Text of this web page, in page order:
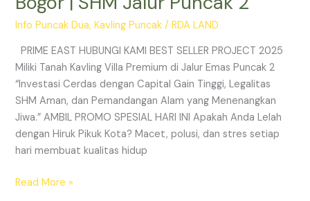
Info Puncak Dua,Kavling Puncak /RDA LAND
PRIME EAST HUBUNGI KAMI BEST SELLER PROJECT 2025
Miliki Tanah Kavling Villa Premium di Jalur Emas Puncak 2
“Investasi Cerdas dengan Capital Gain Tinggi, Legalitas
SHM Aman, dan Pemandangan Alam yang Menenangkan
Jiwa.” AMBIL PROMO SPESIAL HARI INI Apakah Anda Lelah
dengan Hiruk Pikuk Kota? Macet, polusi, dan stres setiap
hari membuat kualitas hidup
Read More »